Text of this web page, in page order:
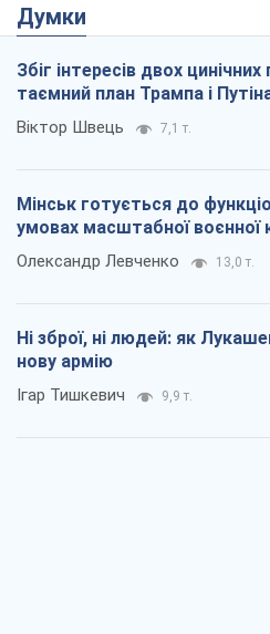
Думки
Збіг інтересів двох цинічних
таємний план Трампа і
Віктор Швець 7,1 т.
Мінськ готується до
умовах масштабної воєнної
Олександр Левченко 13,0 т.
Ні зброї, ні людей: як
нову армію
Ігар Тишкевич 9,9 т.